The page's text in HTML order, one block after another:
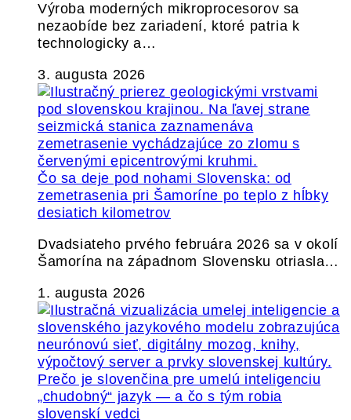
Výroba moderných mikroprocesorov sa
nezaobíde bez zariadení, ktoré patria k
technologicky a…
3. augusta 2026
Čo sa deje pod nohami Slovenska: od
zemetrasenia pri Šamoríne po teplo z hĺbky
desiatich kilometrov
Dvadsiateho prvého februára 2026 sa v okolí
Šamorína na západnom Slovensku otriasla…
1. augusta 2026
Prečo je slovenčina pre umelú inteligenciu
„chudobný“ jazyk — a čo s tým robia
slovenskí vedci